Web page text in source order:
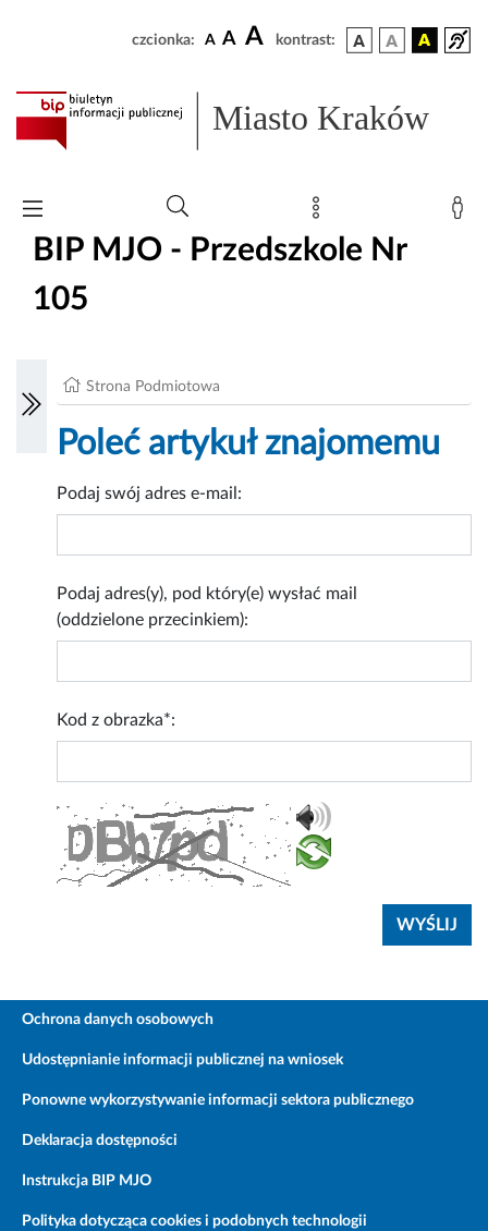
czcionka: A A A kontrast:
Miasto Kraków
BIP MJO - Przedszkole Nr
105
Strona Podmiotowa
Poleć artykuł znajomemu
Podaj swój adres e-mail:
Podaj adres(y), pod który(e) wysłać mail
(oddzielone przecinkiem):
Kod z obrazka*:
Ochrona danych osobowych
Udostępnianie informacji publicznej na wniosek
Ponowne wykorzystywanie informacji sektora publicznego
Deklaracja dostępności
Instrukcja BIP MJO
Polityka dotycząca cookies i podobnych technologii